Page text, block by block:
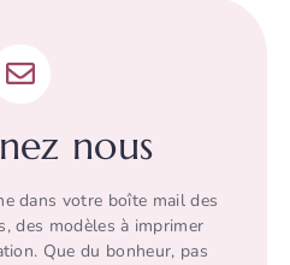
nous
dans votre boîte mail des
des modèles à imprimer
Que du bonheur, pas